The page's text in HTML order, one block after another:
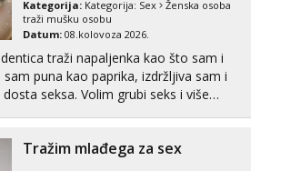
Tel:
- mob:1,12€ min
:)
- mob:1,12€ min
Obavijesti me kada se oslobodi
Kategorija: Kategorija: Sex
Ženska osoba
traži mušku osobu
Datum: 08.kolovoza 2026.
traži napaljenka kao što sam i
sam puna kao paprika, izdržljiva sam i
seksa. Volim grubi seks i više
Tražim mlađega za sex